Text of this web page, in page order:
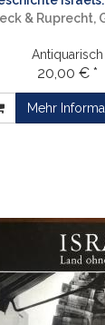
& Ruprecht,
Antiquarisch
20,00 € *
Mehr